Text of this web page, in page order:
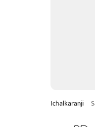
Ichalkaranji